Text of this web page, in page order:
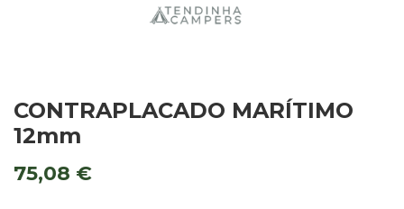
CONTRAPLACADO MARÍTIMO
12mm
75,08 €